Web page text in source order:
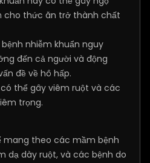
cho thức ăn trở thành chất
bệnh nhiễm khuẩn nguy
đến cả người và động
đề về hô hấp.
có thể gây viêm ruột và các
trọng.
mang theo các mầm bệnh
dạ dày ruột, và các bệnh do